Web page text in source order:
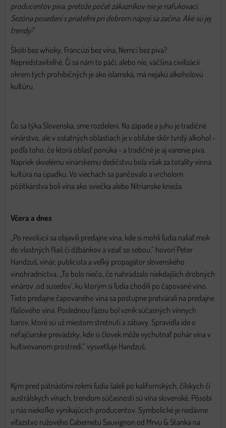
producentov piva, pretože počet zákazníkov nie je nafukovací.
Sezóna posedení s priateľmi pri dobrom nápoji sa začína. Aké sú jej
trendy?
Škóti bez whisky, Francúzi bez vína, Nemci bez piva?
Nepredstaviteľné. Či sa nám to páči, alebo nie, väčšina civilizácií
okrem tých prohibičných je ako islamská, má nejakú alkoholovú
kultúru.
Čo sa týka Slovenska, sme rozdelení. Na západe a juhu je tradičné
vinárstvo, ale v ostatných oblastiach je v obľube skôr tvrdý alkohol -
podľa toho, čo ktorá oblasť ponúka - a tradičné je aj varenie piva.
Napriek skvelému vinárskemu dedičstvu bola však za totality vínna
kultúra na úpadku. Vo viechach sa pančovalo a vrcholom
pôžitkárstva boli vína ako sviečka alebo Nitrianske knieža.
Včera a dnes
„Po revolúcii sa objavili predajne vína, kde si mohli ľudia naliať mok
do vlastných fliaš či džbánkov a vziať so sebou,“ hovorí Peter
Handzuš, vinár, publicista a veľký propagátor slovenského
vinohradníctva. „To bolo niečo, čo nahrádzalo niekdajších drobných
vinárov ,od susedov‘, ku ktorým si ľudia chodili po čapované víno.
Tieto predajne čapovaného vína sa postupne pretvárali na predajne
fľašového vína. Poslednou fázou bol vznik súčasných vínnych
barov, ktoré sú už miestom stretnutí a zábavy. Spravidla ide o
nefajčiarske prevádzky, kde si človek môže vychutnať pohár vína v
kultivovanom prostredí,“ vysvetľuje Handzuš.
Kým pred pätnástimi rokmi ľudia šaleli po kalifornských, čílskych či
austrálskych vínach, trendom súčasnosti sú vína slovenské. Pôsobí
u nás niekoľko vynikajúcich producentov. Symbolické je nedávne
víťazstvo ružového Cabernetu Sauvignon od Mrvu & Stanka na